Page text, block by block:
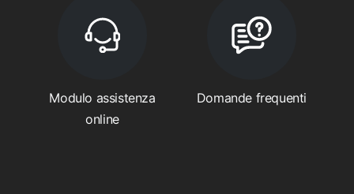
Modulo assistenza
online
Domande frequenti